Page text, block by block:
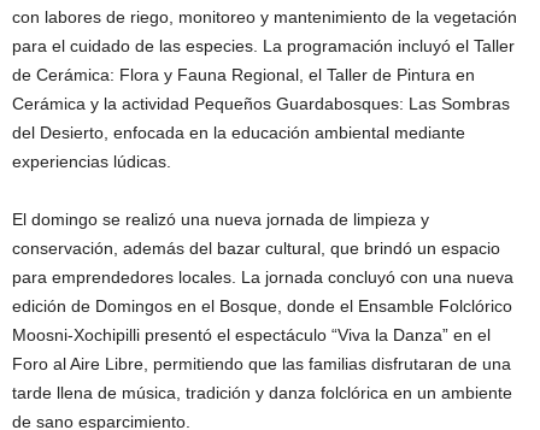
con labores de riego, monitoreo y mantenimiento de la vegetación
para el cuidado de las especies. La programación incluyó el Taller
de Cerámica: Flora y Fauna Regional, el Taller de Pintura en
Cerámica y la actividad Pequeños Guardabosques: Las Sombras
del Desierto, enfocada en la educación ambiental mediante
experiencias lúdicas.
El domingo se realizó una nueva jornada de limpieza y
conservación, además del bazar cultural, que brindó un espacio
para emprendedores locales. La jornada concluyó con una nueva
edición de Domingos en el Bosque, donde el Ensamble Folclórico
Moosni-Xochipilli presentó el espectáculo “Viva la Danza” en el
Foro al Aire Libre, permitiendo que las familias disfrutaran de una
tarde llena de música, tradición y danza folclórica en un ambiente
de sano esparcimiento.